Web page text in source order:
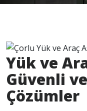
Yük ve
Güvenli
Çözümler